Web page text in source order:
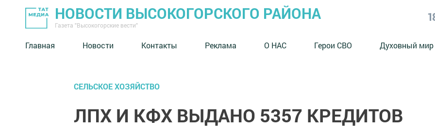
НОВОСТИ ВЫСОКОГОРСКОГО РАЙОНА
Газета "Высокогорские вести"
Главная Новости Контакты Реклама О НАС Герои СВО Духовный мир
СЕЛЬСКОЕ ХОЗЯЙСТВО
ЛПХ И КФХ ВЫДАНО 5357 КРЕДИТОВ